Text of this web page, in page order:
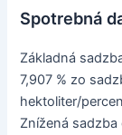
Spotrebná
Základná
7,907 % zo
hektoliter/
Znížená